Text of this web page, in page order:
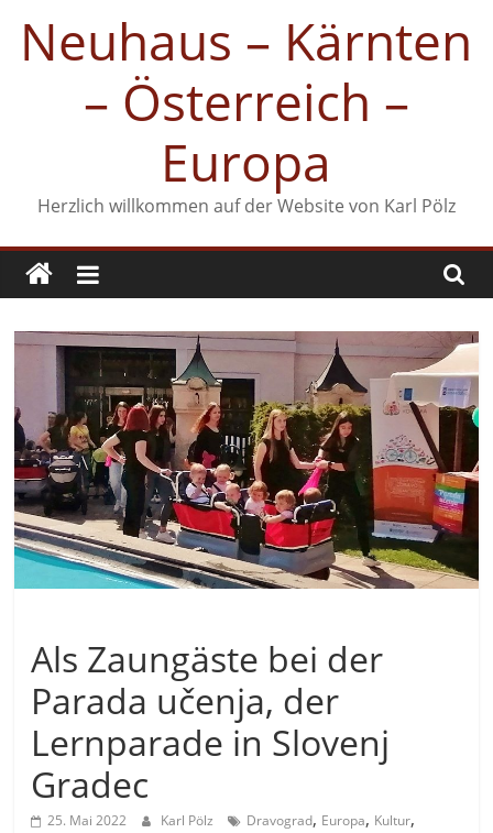
Inhalt
springen
Neuhaus – Kärnten
– Österreich –
Europa
Herzlich willkommen auf der Website von Karl Pölz
Als Zaungäste bei der
Parada učenja, der
Lernparade in Slovenj
Gradec
25. Mai 2022 Karl Pölz Dravograd, Europa, Kultur,